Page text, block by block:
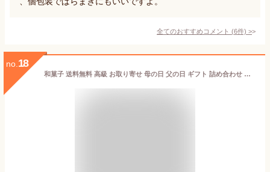
全てのおすすめコメント (6件) >
no. 18
和菓子 送料無料 高級 お取り寄せ 母の日 父の日 ギフト 詰め合わせ スイーツ お菓子 プレゼント ランキング 栗 贈答 内祝い お供え 法事 誕生日 手土産 贈り物 菓子折り 広島名物 老舗 銘菓 浮島 あんこ 百年桜15個入